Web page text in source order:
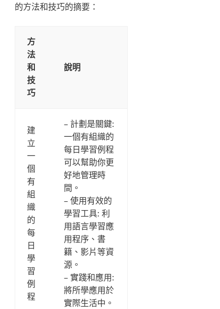
的方法和技巧的摘要：
方
法
和
技
巧
說明
建
立
一
個
有
組
織
的
每
日
學
習
例
程
– 計劃是關鍵:
一個有組織的
每日學習例程
可以幫助你更
好地管理時
間。
– 使用有效的
學習工具: 利
用語言學習應
用程序、書
籍、影片等資
源。
– 實踐和應用:
將所學應用於
實際生活中。